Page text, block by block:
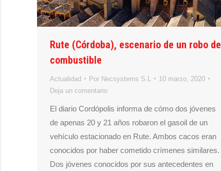
Rute (Córdoba), escenario de un robo de
combustible
Actualidad Por Necsystems S.L
10 marzo, 2020
Deja un comentario
El diario Cordópolis informa de cómo dos jóvenes
de apenas 20 y 21 años robaron el gasoil de un
vehículo estacionado en Rute. Ambos cacos eran
conocidos por haber cometido crímenes similares.
Dos jóvenes conocidos por sus antecedentes en